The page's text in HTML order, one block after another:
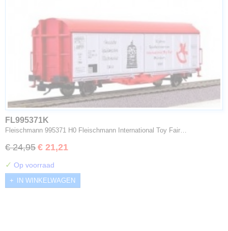
FL995371K
Fleischmann 995371 H0 Fleischmann International Toy Fair…
€ 24,95 € 21,21
✓ Op voorraad
IN WINKELWAGEN